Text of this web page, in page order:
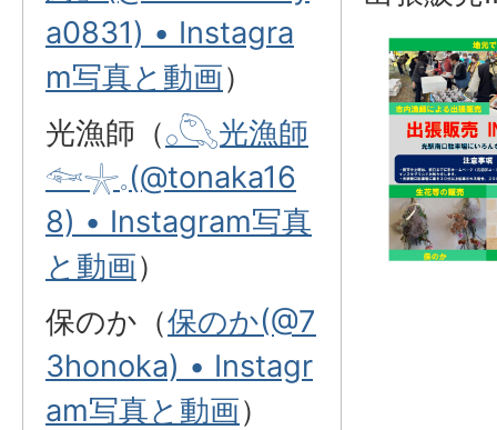
a0831) • Instagra
m写真と動画）
光漁師（𓂂𓆡光漁師
𓆜𓇼𓈒(@tonaka16
8) • Instagram写真
と動画）
保のか（保のか(@7
3honoka) • Instagr
am写真と動画）